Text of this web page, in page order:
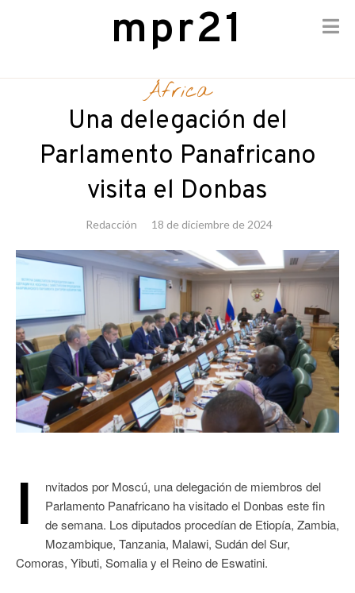
mpr21
África
Una delegación del
Parlamento Panafricano
visita el Donbas
Redacción 18 de diciembre de 2024
I
nvitados por Moscú, una delegación de miembros del
Parlamento Panafricano ha visitado el Donbas este fin
de semana. Los diputados procedían de Etiopía, Zambia,
Mozambique, Tanzania, Malawi, Sudán del Sur,
Comoras, Yibuti, Somalia y el Reino de Eswatini.